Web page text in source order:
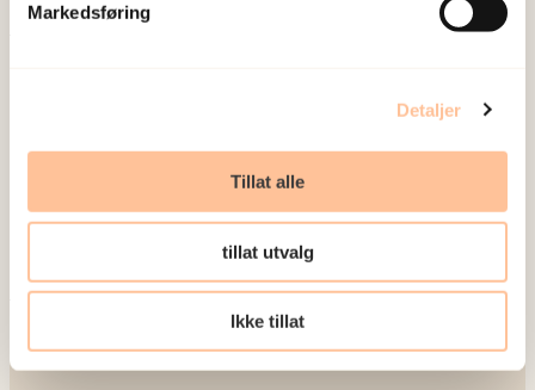
Markedsføring
Detaljer
Tillat alle
tillat utvalg
Ikke tillat
Postadresse